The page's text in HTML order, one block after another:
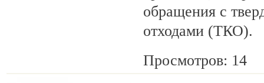
обращения с
отходами (ТКО).
Просмотров: 14